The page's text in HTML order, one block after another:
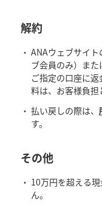
解約
ANAウェブサイ
ブ会員のみ）また
ご指定の口座に
料は、お客様負担
払い戻しの際は、
す。
その他
10万円を超える
ん。